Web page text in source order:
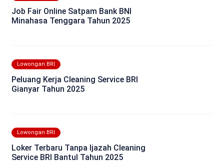
Job Fair Online Satpam Bank BNI
Minahasa Tenggara Tahun 2025
Lowongan BRI
Peluang Kerja Cleaning Service BRI
Gianyar Tahun 2025
Lowongan BRI
Loker Terbaru Tanpa Ijazah Cleaning
Service BRI Bantul Tahun 2025